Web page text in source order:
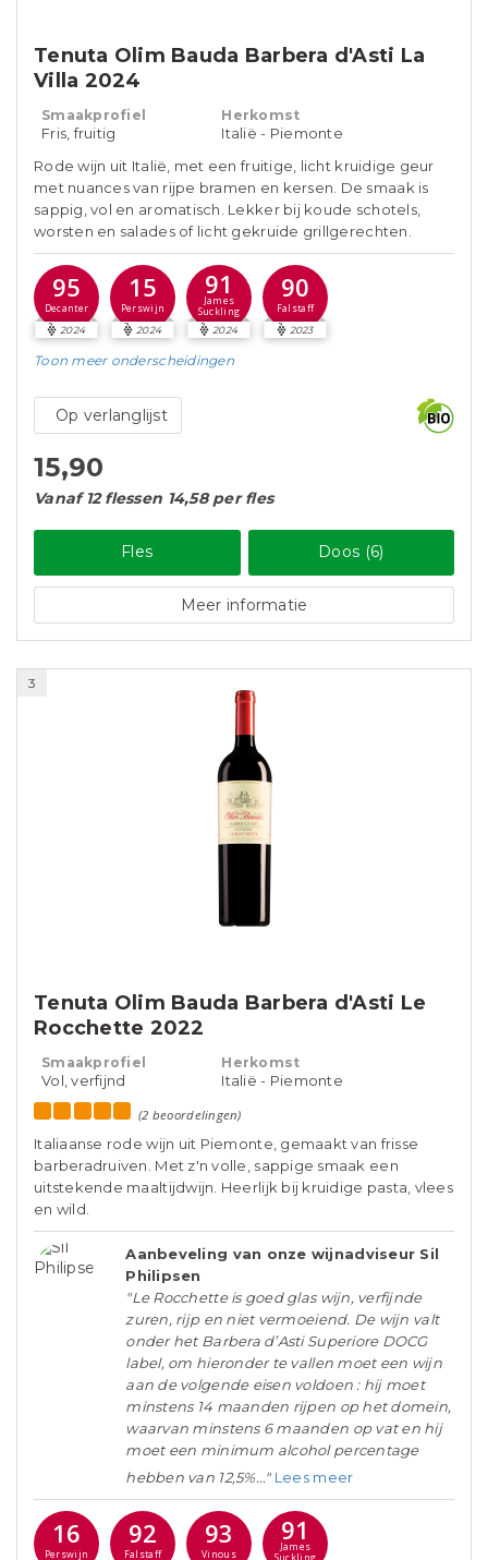
Tenuta Olim Bauda Barbera d'Asti La
Villa 2024
Smaakprofiel
Fris, fruitig
Herkomst
Italië - Piemonte
Rode wijn uit Italië, met een fruitige, licht kruidige geur
met nuances van rijpe bramen en kersen. De smaak is
sappig, vol en aromatisch. Lekker bij koude schotels,
worsten en salades of licht gekruide grillgerechten.
95
Decanter
2024
15
Perswijn
2024
91
James
Suckling
2024
90
Falstaff
2023
Toon meeronderscheidingen
Op verlanglijst
15,90
Vanaf 12 flessen 14,58 per fles
Fles Doos (6)
Meer informatie
3
Tenuta Olim Bauda Barbera d'Asti Le
Rocchette 2022
Smaakprofiel
Vol, verfijnd
Herkomst
Italië - Piemonte
(2 beoordelingen)
Italiaanse rode wijn uit Piemonte, gemaakt van frisse
barberadruiven. Met z'n volle, sappige smaak een
uitstekende maaltijdwijn. Heerlijk bij kruidige pasta, vlees
en wild.
Aanbeveling van onze wijnadviseur Sil
Philipsen
"Le Rocchette is goed glas wijn, verfijnde
zuren, rijp en niet vermoeiend. De wijn valt
onder het Barbera d’Asti Superiore DOCG
label, om hieronder te vallen moet een wijn
aan de volgende eisen voldoen : hij moet
minstens 14 maanden rijpen op het domein,
waarvan minstens 6 maanden op vat en hij
moet een minimum alcohol percentage
hebben van 12,5%..." Lees meer
16
Perswijn
92
Falstaff
93
Vinous
91
James